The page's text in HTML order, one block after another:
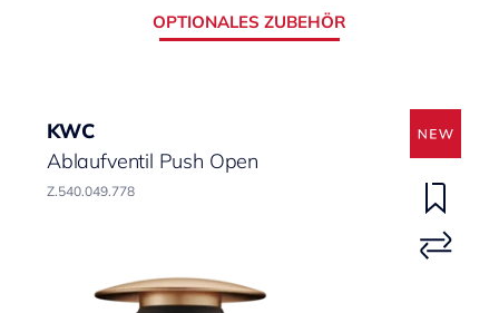
OPTIONALES ZUBEHÖR
KWC
Ablaufventil Push Open
Z.540.049.778